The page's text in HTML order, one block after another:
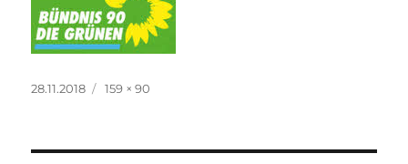
Veröffentlicht
28.11.2018 Originalgröße
159 × 90